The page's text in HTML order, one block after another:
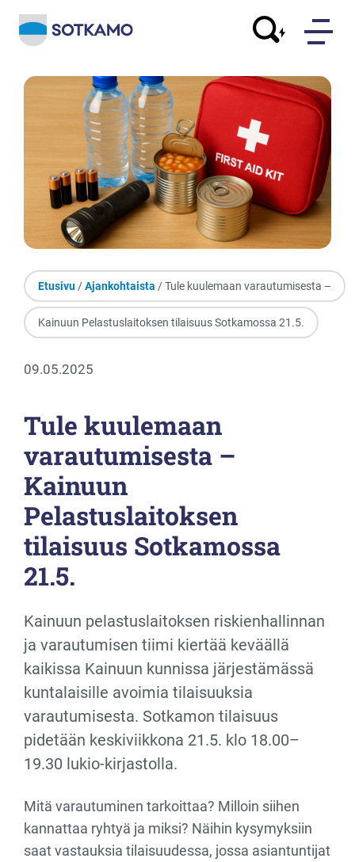
Etusivu /Ajankohtaista / Tule kuulemaan varautumisesta –
Kainuun Pelastuslaitoksen tilaisuus Sotkamossa 21.5.
09.05.2025
Tule kuulemaan
varautumisesta –
Kainuun
Pelastuslaitoksen
tilaisuus Sotkamossa
21.5.
Kainuun pelastuslaitoksen riskienhallinnan
ja varautumisen tiimi kiertää keväällä
kaikissa Kainuun kunnissa järjestämässä
kuntalaisille avoimia tilaisuuksia
varautumisesta. Sotkamon tilaisuus
pidetään keskiviikkona 21.5. klo 18.00–
19.30 lukio-kirjastolla.
Mitä varautuminen tarkoittaa? Milloin siihen
kannattaa ryhtyä ja miksi? Näihin kysymyksiin
saat vastauksia tilaisuudessa, jossa asiantuntijat